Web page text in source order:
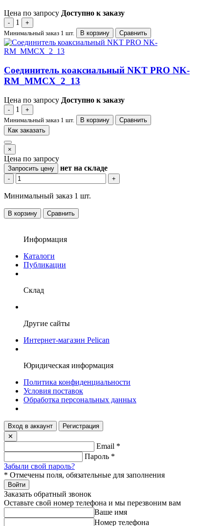
Цена по запросу Доступно к заказу
- 1
+
Минимальный заказ 1 шт.
В корзину Сравнить
Соединитель коаксиальный NKT PRO NK-
RM_MMCX_2_13
Цена по запросу Доступно к заказу
- 1
+
Минимальный заказ 1 шт.
В корзину
Сравнить
Как заказать
×
Цена по запросу
Запросить цену нет на складе
- +
Минимальный заказ 1 шт.
В корзину Сравнить
Информация
Каталоги
Публикации
Склад
Другие сайты
Интернет-магазин Pelican
Юридическая информация
Политика конфиденциальности
Условия поставок
Обработка персональных данных
Вход в аккаунт
Регистрация
✕
Email *
Пароль *
Забыли свой пароль?
* Отмечены поля, обязательные для заполнения
Войти
Заказать обратный звонок
Оставьте свой номер телефона и мы перезвоним вам
Ваше имя
Номер телефона